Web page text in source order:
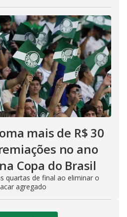
mais de R$ 30
no ano
Copa do Brasil
quartas de final ao eliminar o
agregado